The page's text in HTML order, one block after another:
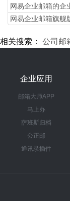
网易企业邮箱的企
网易企业邮箱旗舰
相关搜索： 公司邮
企业应用
邮箱大师APP
马上办
萨班斯归档
公正邮
通讯录插件